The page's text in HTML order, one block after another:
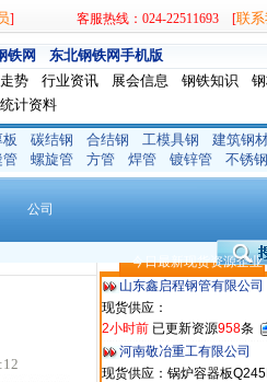
] 客服热线：024-22511693 [联
铁网
东北钢铁网手机版
势 行业资讯 展会信息 钢铁知识
统计资料
板 碳结钢 合结钢 工模具钢 建筑钢
管 螺旋管 方管 焊管 镀锌管 不锈
公司
今日最新现货资源企业
玖隆晟钢管制造有限公司
现货供应：无缝管|合金管|
现货供应：低合金板|高强度
2小时前已更新资源254条
山东鑫启程钢管有限公司
现货供应：
2小时前已更新资源958条
河南敬冶重工有限公司
现货供应：锅炉容器板